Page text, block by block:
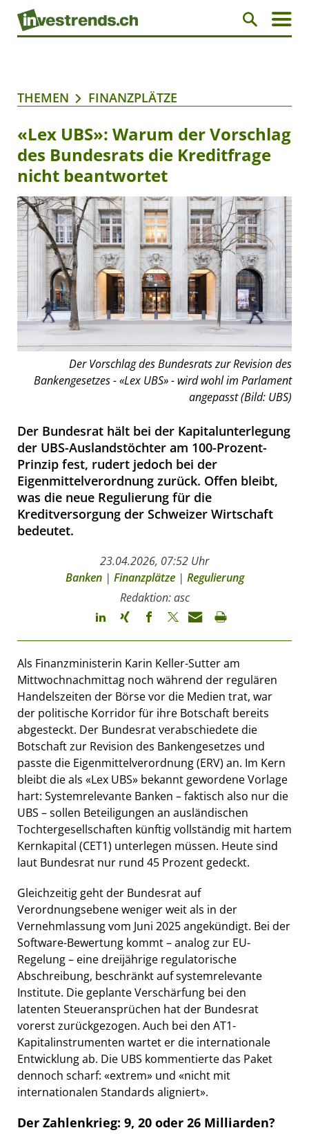
THEMEN FINANZPLÄTZE
«Lex UBS»: Warum der Vorschlag
des Bundesrats die Kreditfrage
nicht beantwortet
Der Vorschlag des Bundesrats zur Revision des
Bankengesetzes - «Lex UBS» - wird wohl im Parlament
angepasst (Bild: UBS)
Der Bundesrat hält bei der Kapitalunterlegung
der UBS-Auslandstöchter am 100-Prozent-
Prinzip fest, rudert jedoch bei der
Eigenmittelverordnung zurück. Offen bleibt,
was die neue Regulierung für die
Kreditversorgung der Schweizer Wirtschaft
bedeutet.
23.04.2026, 07:52 Uhr
Banken| Finanzplätze| Regulierung
Redaktion: asc
Als Finanzministerin Karin Keller-Sutter am
Mittwochnachmittag noch während der regulären
Handelszeiten der Börse vor die Medien trat, war
der politische Korridor für ihre Botschaft bereits
abgesteckt. Der Bundesrat verabschiedete die
Botschaft zur Revision des Bankengesetzes und
passte die Eigenmittelverordnung (ERV) an. Im Kern
bleibt die als «Lex UBS» bekannt gewordene Vorlage
hart: Systemrelevante Banken – faktisch also nur die
UBS – sollen Beteiligungen an ausländischen
Tochtergesellschaften künftig vollständig mit hartem
Kernkapital (CET1) unterlegen müssen. Heute sind
laut Bundesrat nur rund 45 Prozent gedeckt.
Gleichzeitig geht der Bundesrat auf
Verordnungsebene weniger weit als in der
Vernehmlassung vom Juni 2025 angekündigt. Bei der
Software-Bewertung kommt – analog zur EU-
Regelung – eine dreijährige regulatorische
Abschreibung, beschränkt auf systemrelevante
Institute. Die geplante Verschärfung bei den
latenten Steueransprüchen hat der Bundesrat
vorerst zurückgezogen. Auch bei den AT1-
Kapitalinstrumenten wartet er die internationale
Entwicklung ab. Die UBS kommentierte das Paket
dennoch scharf: «extrem» und «nicht mit
internationalen Standards aligniert».
Der Zahlenkrieg: 9, 20 oder 26 Milliarden?